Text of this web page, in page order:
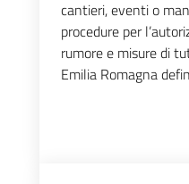
cantieri, eventi o
procedure per
rumore e misure di
Emilia Romagna